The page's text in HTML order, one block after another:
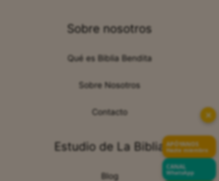
Sobre nosotros
Qué es Biblia Bendita
Sobre Nosotros
Contacto
Estudio de La Biblia
Blog
✕
APÓYANOS
Hazte miembro
CANAL
WhatsApp